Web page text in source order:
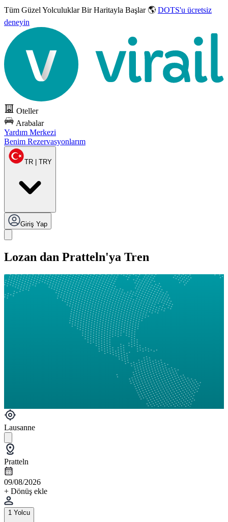
Tüm Güzel YolculuklarBir Haritayla Başlar 🌎 DOTS'u ücretsiz
deneyin
Oteller
Arabalar
Yardım Merkezi
Benim Rezervasyonlarım
TR | TRY
Giriş Yap
Lozan dan Pratteln'ya Tren
Lausanne
Pratteln
09/08/2026
+ Dönüş ekle
1 Yolcu